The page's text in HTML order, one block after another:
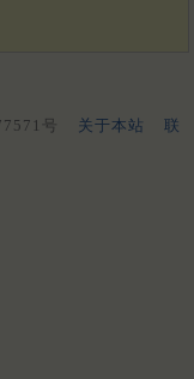
号 关于本站
联